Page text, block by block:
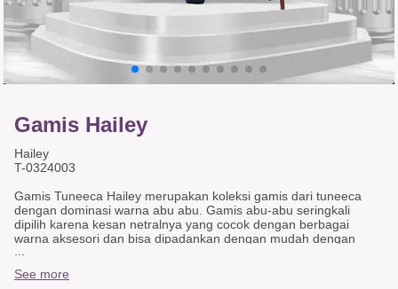
Gamis Hailey
Hailey
T-0324003
Gamis Tuneeca Hailey merupakan koleksi gamis dari tuneeca
dengan dominasi warna abu abu. Gamis abu-abu seringkali
dipilih karena kesan netralnya yang cocok dengan berbagai
warna aksesori dan bisa dipadankan dengan mudah dengan
berbagai jenis sepatu atau hijab lainnya. Detail seperti aksen
blazer, ataupun bordir menambahkan sentuhan keanggunan dan
keindahan pada gamis ini. Gamis terbaru ini cocok digunakan
See more